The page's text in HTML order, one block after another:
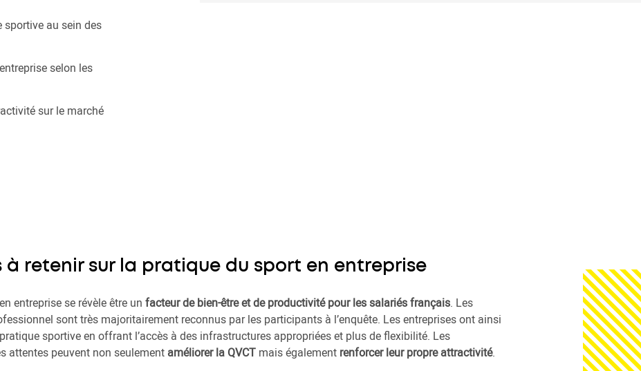
sportive au sein des
selon les
sur le marché
à retenir sur la pratique du sport en entreprise
entreprise se révèle être un facteur de bien-être et de productivité pour les salariés français. Les
sont très majoritairement reconnus par les participants à l’enquête. Les entreprises ont ainsi
sportive en offrant l’accès à des infrastructures appropriées et plus de flexibilité. Les
attentes peuvent non seulement améliorer la QVCTmais également renforcer leur propre attractivité.